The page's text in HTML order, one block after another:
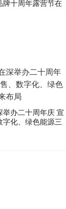
十周年露营节在
举办二十周年庆 宣
字化、绿色能源三